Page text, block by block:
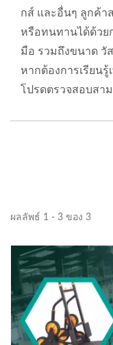
กส์ และอื่นๆ ลูกค้า
หรือทนทานได้ด้วย
มือ รวมถึงขนาด วั
หากต้องการเรียน
โปรดตรวจสอบสา
ผลลัพธ์ 1 - 3 ของ 3